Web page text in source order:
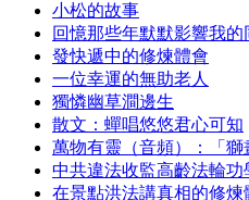
小松的故事
回憶那些年默默影響我的
發快遞中的修煉體會
一位幸運的無助老人
獨憐幽草澗邊生
散文：蟬唱悠悠君心可知
萬物有靈（音頻）：「
中共違法收監高齡法輪功
在景點洪法講真相的修煉